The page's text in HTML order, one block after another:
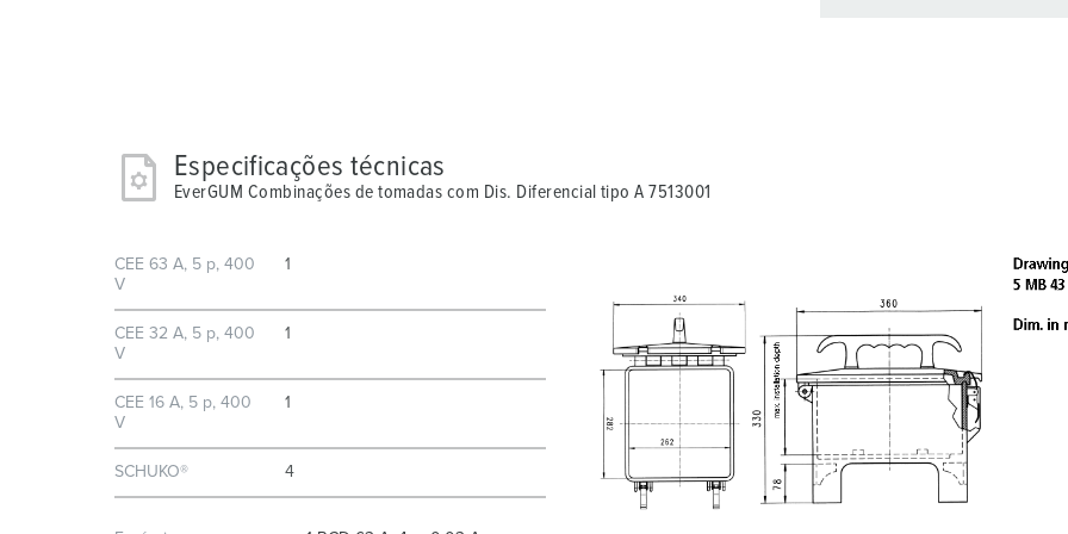
Especificações técnicas
EverGUM Combinações de tomadas com Dis. Diferencial tipo A 7513001
CEE 63 A, 5 p, 400
V
1
CEE 32 A, 5 p, 400
V
1
CEE 16 A, 5 p, 400
V
1
SCHUKO® 4